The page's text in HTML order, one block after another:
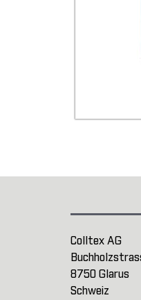
Colltex AG
8750 Glarus
Schweiz